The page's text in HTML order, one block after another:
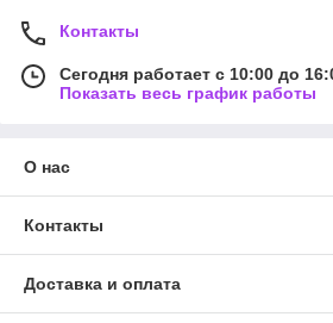
Контакты
Сегодня работает с 10:00 до
Показать весь график работы
О нас
Контакты
Доставка и оплата